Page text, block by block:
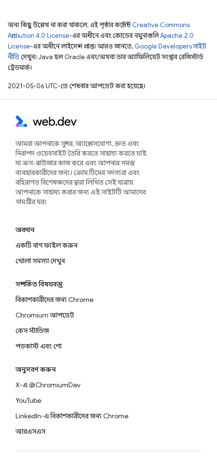
অন্য কিছু উল্লেখ না করা থাকলে, এই পৃষ্ঠার কন্টেন্ট Creative Commons
Attribution 4.0 License-এর অধীনে এবং কোডের নমুনাগুলিApache 2.0
License-এর অধীনে লাইসেন্স প্রাপ্ত। আরও জানতে, Google Developers সাইট
নীতিদেখুন। Java হল Oracle এবং/অথবা তার অ্যাফিলিয়েট সংস্থার রেজিস্টার্ড
ট্রেডমার্ক।
2021-05-06 UTC-তে শেষবার আপডেট করা হয়েছে।
আমরা আপনাকে সুন্দর, অ্যাক্সেসযোগ্য, দ্রুত এবং
নিরাপদ ওয়েবসাইট তৈরি করতে সাহায্য করতে চাই
যা ক্রস-ব্রাউজার কাজ করে এবং আপনার সমস্ত
ব্যবহারকারীদের জন্য। ক্রোম টিমের সদস্যরা এবং
বহিরাগত বিশেষজ্ঞদের দ্বারা লিখিত সেই যাত্রায়
আপনাকে সাহায্য করার জন্য এই সাইটটি আমাদের
সামগ্রীর ঘর৷
অবদান
একটি বাগ ফাইল করুন
খোলা সমস্যা দেখুন
সম্পর্কিত বিষয়বস্তু
বিকাশকারীদের জন্য Chrome
Chromium আপডেট
কেস স্টাডিজ
পডকাস্ট এবং শো
অনুসরণ করুন
X-এ @ChromiumDev
YouTube
LinkedIn-এ বিকাশকারীদের জন্য Chrome
আরএসএস